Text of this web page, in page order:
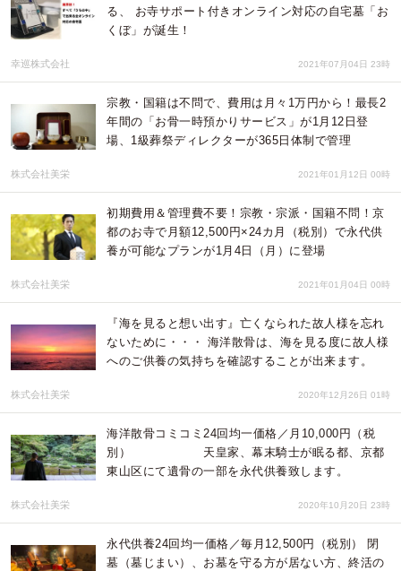
る、 お寺サポート付きオンライン対応の自宅墓「お
くぼ」が誕生！
幸巡株式会社 2021年07月04日 23時
宗教・国籍は不問で、費用は月々1万円から！最長2
年間の「お骨一時預かりサービス」が1月12日登
場、1級葬祭ディレクターが365日体制で管理
株式会社美栄 2021年01月12日 00時
初期費用＆管理費不要！宗教・宗派・国籍不問！京
都のお寺で月額12,500円×24カ月（税別）で永代供
養が可能なプランが1月4日（月）に登場
株式会社美栄 2021年01月04日 00時
『海を見ると想い出す』亡くなられた故人様を忘れ
ないために・・・ 海洋散骨は、海を見る度に故人様
へのご供養の気持ちを確認することが出来ます。
株式会社美栄 2020年12月26日 01時
海洋散骨コミコミ24回均一価格／月10,000円（税
別） 天皇家、幕末騎士が眠る都、京都
東山区にて遺骨の一部を永代供養致します。
株式会社美栄 2020年10月20日 23時
永代供養24回均一価格／毎月12,500円（税別） 閉
墓（墓じまい）、お墓を守る方が居ない方、終活の